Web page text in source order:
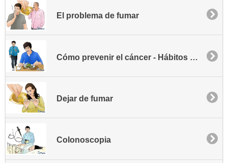
El problema de fumar
Cómo prevenir el cáncer - Hábitos para una vida sana
Dejar de fumar
Colonoscopia